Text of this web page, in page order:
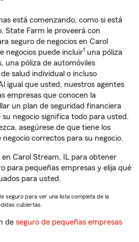
está comenzando, como si está
State Farm le proveerá con
seguro de negocios en Carol
negocios puede incluir1 una póliza
una póliza de automóviles
salud individual o incluso
igual que usted, nuestros agentes
empresas que conocen la
un plan de seguridad financiera
negocio significa todo para usted.
asegúrese de que tiene los
correctos para su negocio.
en Carol Stream, IL para obtener
para pequeñas empresas y elija qué
para usted.
seguro para ver una lista completa de la
cubiertas.
de seguro de pequeñas empresas